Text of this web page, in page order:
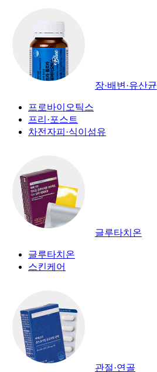
장·배변·유산균
프로바이오틱스
프리·포스트
차전자피·식이섬유
글루타치온
글루타치온
스킨케어
관절·연골